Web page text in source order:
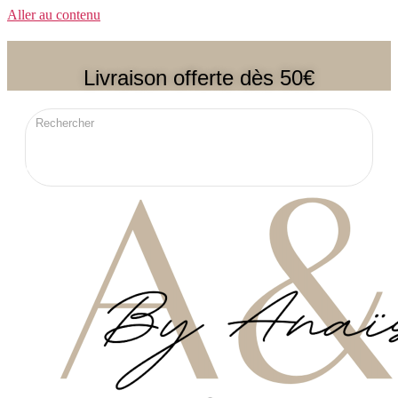
Aller au contenu
Livraison offerte dès 50€